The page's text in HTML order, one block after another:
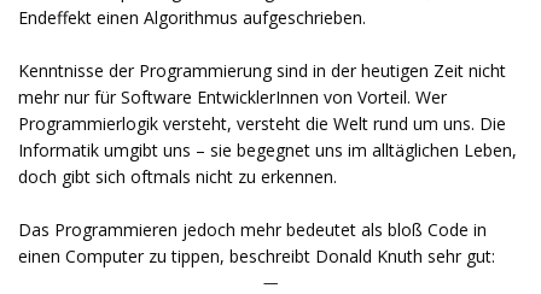
Endeffekt einen Algorithmus aufgeschrieben.
Kenntnisse der Programmierung sind in der heutigen Zeit nicht
mehr nur für Software EntwicklerInnen von Vorteil. Wer
Programmierlogik versteht, versteht die Welt rund um uns. Die
Informatik umgibt uns – sie begegnet uns im alltäglichen Leben,
doch gibt sich oftmals nicht zu erkennen.
Das Programmieren jedoch mehr bedeutet als bloß Code in
einen Computer zu tippen, beschreibt Donald Knuth sehr gut: